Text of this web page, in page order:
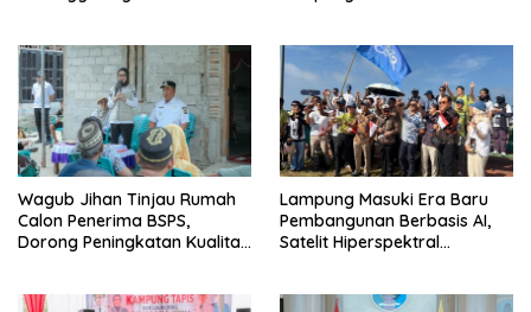
Wagub Jihan Tinjau Rumah
Calon Penerima BSPS,
Dorong Peningkatan Kualitas
Lampung Masuki Era Baru
Pembangunan Berbasis AI,
Satelit Hiperspektral